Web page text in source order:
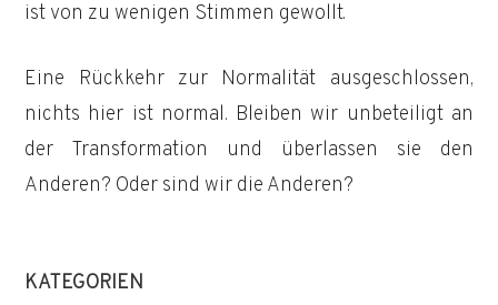
ist von zu wenigen Stimmen gewollt.
Eine Rückkehr zur Normalität ausgeschlossen,
nichts hier ist normal. Bleiben wir unbeteiligt an
der Transformation und überlassen sie den
Anderen? Oder sind wir die Anderen?
KATEGORIEN